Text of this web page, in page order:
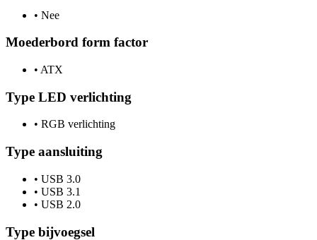
• Nee
Moederbord form factor
• ATX
Type LED verlichting
• RGB verlichting
Type aansluiting
• USB 3.0
• USB 3.1
• USB 2.0
Type bijvoegsel